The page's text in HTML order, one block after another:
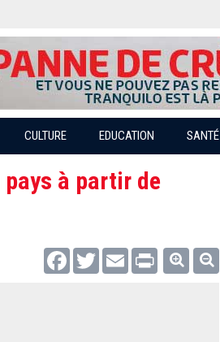
CULTURE EDUCATION SANTÉ
pays à partir de
FacebookTwitter Email Print